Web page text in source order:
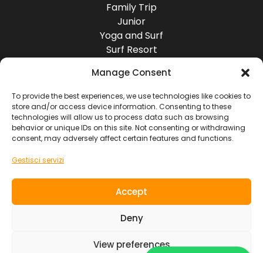
Manage Consent
To provide the best experiences, we use technologies like cookies to
store and/or access device information. Consenting to these
technologies will allow us to process data such as browsing
behavior or unique IDs on this site. Not consenting or withdrawing
consent, may adversely affect certain features and functions.
Gestisci servizi
Accept
Deny
View preferences
Family Trip
Junior
Yoga and Surf
Surf Resort
Destinazioni
Europa
America
Asia
Africa
Contatti
SOUL RIDER TOURS S.L. ~ NIF. B7619103